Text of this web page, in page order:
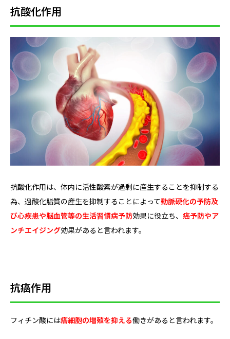
抗酸化作用
抗酸化作用は、体内に活性酸素が過剰に産生することを抑制する
為、過酸化脂質の産生を抑制することによって動脈硬化の予防及
び心疾患や脳血管等の生活習慣病予防効果に役立ち、 癌予防やア
ンチエイジング効果があると言われます。
抗癌作用
フィチン酸には癌細胞の増殖を抑える働きがあると言われます。